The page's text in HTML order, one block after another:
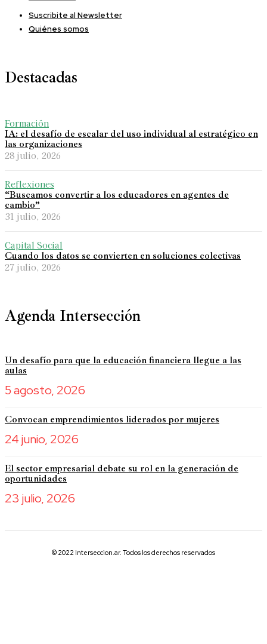
Suscribite al Newsletter
Quiénes somos
Destacadas
Formación
IA: el desafío de escalar del uso individual al estratégico en
las organizaciones
28 julio, 2026
Reflexiones
“Buscamos convertir a los educadores en agentes de
cambio”
31 julio, 2026
Capital Social
Cuando los datos se convierten en soluciones colectivas
27 julio, 2026
Agenda Intersección
Un desafío para que la educación financiera llegue a las
aulas
5 agosto, 2026
Convocan emprendimientos liderados por mujeres
24 junio, 2026
El sector empresarial debate su rol en la generación de
oportunidades
23 julio, 2026
© 2022 Interseccion.ar. Todos los derechos reservados